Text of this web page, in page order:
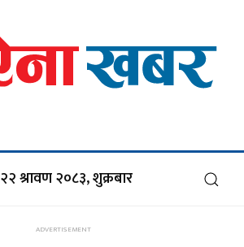
२२ श्रावण २०८३, शुक्रबार